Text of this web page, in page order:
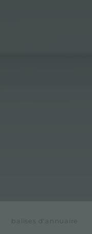
balises d'annuaire